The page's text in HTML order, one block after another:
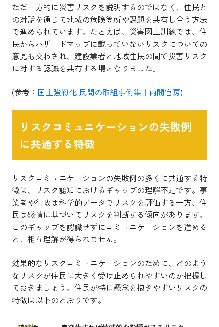
ただ一方的に災害リスクを説明するのではなく、住民と
の対話を通じて地域の危険箇所や課題を共有し合う方法
で進められています。たとえば、災害図上訓練では、住
民からハザードマップに載っていないリスクについての
意見も交わされ、建設業者と地域住民の間で災害リスク
に対する認識を共有する場となりました。
(参考： 国土強靱化 民間の取組事例集｜内閣官房)
リスクコミュニケーションの失敗例
に共通する特徴
リスクコミュニケーションの失敗例の多くに共通する特
徴は、リスク認知におけるギャップの理解不足です。事
業者や行政は科学的データでリスクを評価する一方、住
民は感情に基づいてリスクを判断する傾向があります。
このギャップを認識せずにコミュニケーションを進める
と、相互理解が得られません。
効果的なリスクコミュニケーションのために、どのよう
なリスクが住民に大きく受け止められやすいのか把握し
ておきましょう。住民が特に懸念を抱きやすいリスクの
特徴は以下のとおりです。